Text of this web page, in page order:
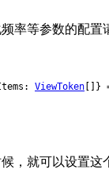
率等参数的配置
ViewToken []}
，就可以设置这